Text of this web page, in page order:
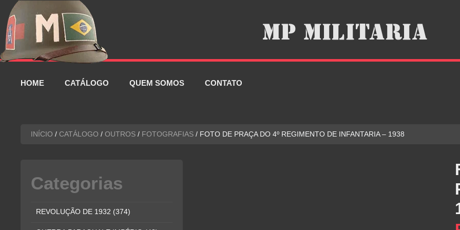
Pular
para
conteúdo
HOME CATÁLOGO QUEM SOMOS CONTATO
INÍCIO / CATÁLOGO / OUTROS / FOTOGRAFIAS / FOTO DE PRAÇA DO 4º REGIMENTO DE INFANTARIA – 1938
Categorias
REVOLUÇÃO DE 1932 (374)